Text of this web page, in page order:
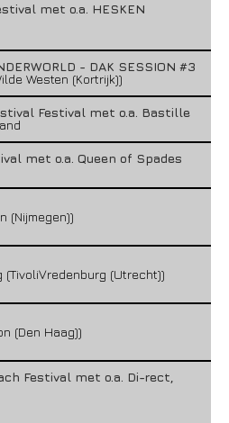
met o.a. HESKEN
- DAK SESSION #3
Westen (Kortrijk))
Festival met o.a. Bastille
met o.a. Queen of Spades
(Nijmegen))
(TivoliVredenburg (Utrecht))
(Den Haag))
Festival met o.a. Di-rect,